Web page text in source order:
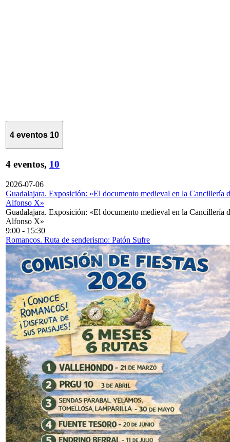
4 eventos 10
4 eventos, 10
2026-07-06
Guadalajara. Exposición: «El documento medieval en la Cancillería
Alfonso X»
Guadalajara. Exposición: «El documento medieval en la Cancillería
Alfonso X»
9:00 - 15:30
Romancos. Ruta de senderismo: Patón Sufre